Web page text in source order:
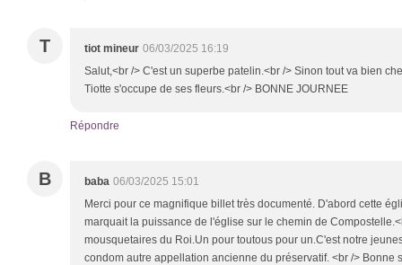
T tiot mineur 06/03/2025 16:19
Salut,<br /> C'est un superbe patelin.<br /> Sinon tout va bien
Tiotte s'occupe de ses fleurs.<br /> BONNE JOURNEE
Répondre
B baba 06/03/2025 15:01
Merci pour ce magnifique billet très documenté. D'abord cette
marquait la puissance de l'église sur le chemin de
mousquetaires du Roi.Un pour toutous pour un.C'est notre
condom autre appellation ancienne du préservatif. <br /> Bonne